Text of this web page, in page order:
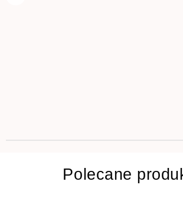
Polecane